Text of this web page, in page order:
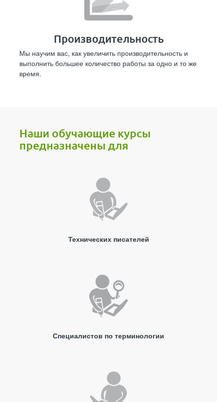
Производительность
Мы научим вас, как увеличить производительность и
выполнить большее количество работы за одно и то же
время.
Наши обучающие курсы
предназначены для
Технических писателей
Специалистов по терминологии